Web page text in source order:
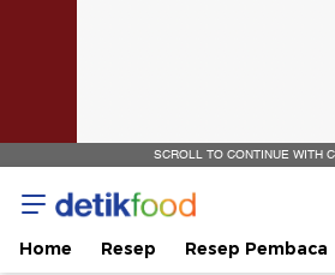
SCROLL TO CONTINUE WITH
Home Resep Resep Pembaca